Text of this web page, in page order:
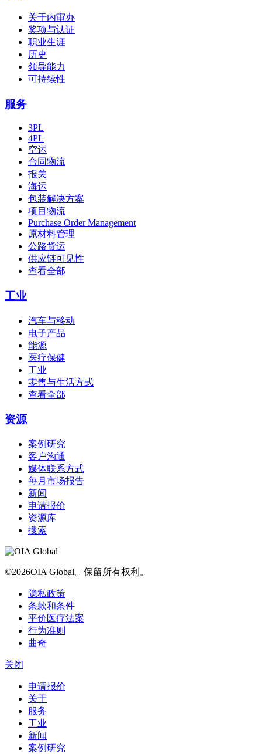
关于内审办
奖项与认证
职业生涯
历史
领导能力
可持续性
服务
3PL
4PL
空运
合同物流
报关
海运
包装解决方案
项目物流
Purchase Order Management
原材料管理
公路货运
供应链可见性
查看全部
工业
汽车与移动
电子产品
能源
医疗保健
工业
零售与生活方式
查看全部
资源
案例研究
客户沟通
媒体联系方式
每月市场报告
新闻
申请报价
资源库
搜索
©2026OIA Global。保留所有权利。
隐私政策
条款和条件
平价医疗法案
行为准则
曲奇
关闭
申请报价
关于
服务
工业
新闻
案例研究